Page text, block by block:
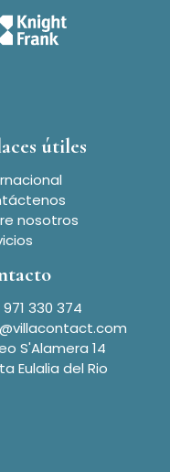
útiles
nosotros
330 374
S'Alamera 14
Eulalia del Rio